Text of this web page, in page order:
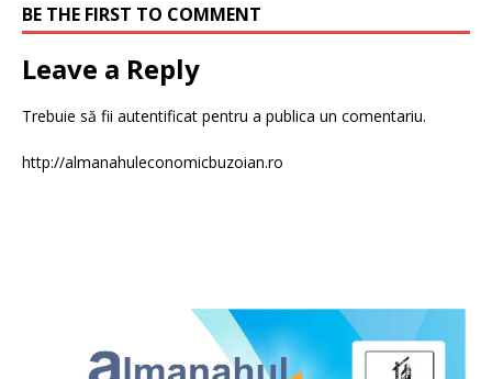
BE THE FIRST TO COMMENT
Leave a Reply
Trebuie să fii autentificat pentru a publica un comentariu.
http://almanahuleconomicbuzoian.ro